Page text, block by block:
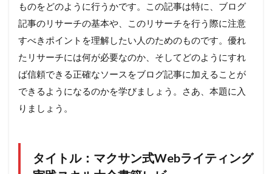
ものをどのように行うかです。この記事は特に、ブログ
記事のリサーチの基本や、このリサーチを行う際に注意
すべきポイントを理解したい人のためのものです。優れ
たリサーチには何が必要なのか、そしてどのようにすれ
ば信頼できる正確なソースをブログ記事に加えることが
できるようになるのかを学びましょう。さあ、本題に入
りましょう。
タイトル：マクサン式Webライティング